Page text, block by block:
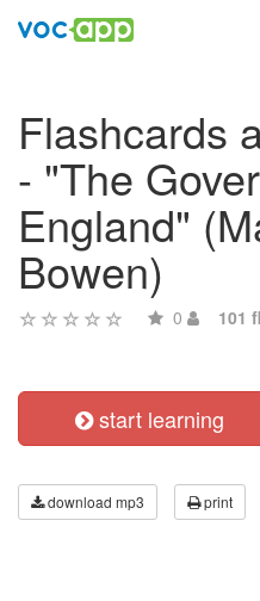
Flashcards
- "The
England"
Bowen)
0 101
start learning
download mp3 print